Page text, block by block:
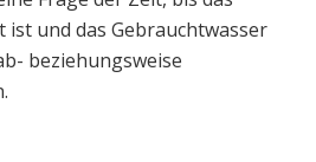
und das Gebrauchtwasser
beziehungsweise